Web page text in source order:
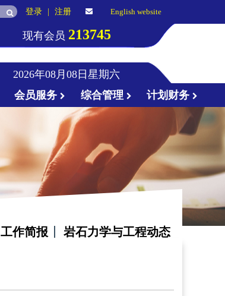
登录 注册 English website
现有会员 213745
2026年08月08日星期六
会员服务 综合管理 计划财务
工作简报 岩石力学与工程动态